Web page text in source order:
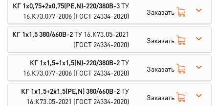
КГ 1х0,75+2х0,75(PE,N)-220/380В-3ТУ
16.К73.077-2006 (ГОСТ 24334-2020) Заказать
КГ 1х1,5 380/660В-2ТУ 16.К73.05-2021
(ГОСТ 24334-2020)
Заказать
КГ 1х1,5+1х1,5(N)-220/380В-2ТУ
16.К73.077-2006 (ГОСТ 24334-2020) Заказать
КГ 1х1,5+2х1,5(PE,N) 380/660В-2ТУ
16.К73.05-2021 (ГОСТ 24334-2020) Заказать